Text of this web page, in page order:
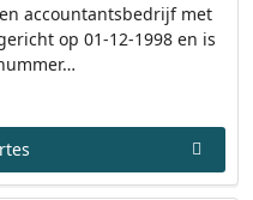
accountantsbedrijf met
op 01-12-1998 en is